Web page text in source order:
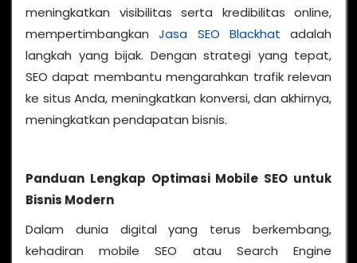
meningkatkan visibilitas serta kredibilitas online,
mempertimbangkanJasa SEO Blackhat adalah
langkah yang bijak. Dengan strategi yang tepat,
SEO dapat membantu mengarahkan trafik relevan
ke situs Anda, meningkatkan konversi, dan akhirnya,
meningkatkan pendapatan bisnis.
Panduan Lengkap Optimasi Mobile SEO untuk
Bisnis Modern
Dalam dunia digital yang terus berkembang,
kehadiran mobile SEO atau Search Engine